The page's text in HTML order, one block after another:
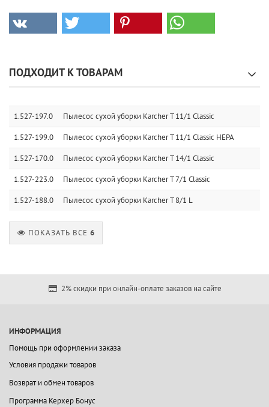
ПОДХОДИТ К ТОВАРАМ
1.527-197.0 Пылесос сухой уборки Karcher T 11/1 Classic
1.527-199.0 Пылесос сухой уборки Karcher T 11/1 Classic HEPA
1.527-170.0 Пылесос сухой уборки Karcher T 14/1 Classic
1.527-223.0 Пылесос сухой уборки Karcher T 7/1 Classic
1.527-188.0 Пылесос сухой уборки Karcher T 8/1 L
ПОКАЗАТЬ ВСЕ6
2% скидки при онлайн-оплате заказов на сайте
ИНФОРМАЦИЯ
Помощь при оформлении заказа
Условия продажи товаров
Возврат и обмен товаров
Программа Керхер Бонус